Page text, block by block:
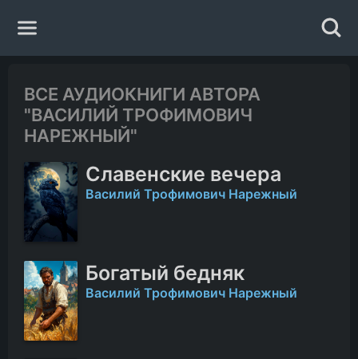
Жанры
Авторы
Исполнители
Случайная книга
ВСЕ АУДИОКНИГИ АВТОРА
"ВАСИЛИЙ ТРОФИМОВИЧ
НАРЕЖНЫЙ"
Славенские вечера
Василий Трофимович Нарежный
Богатый бедняк
Василий Трофимович Нарежный